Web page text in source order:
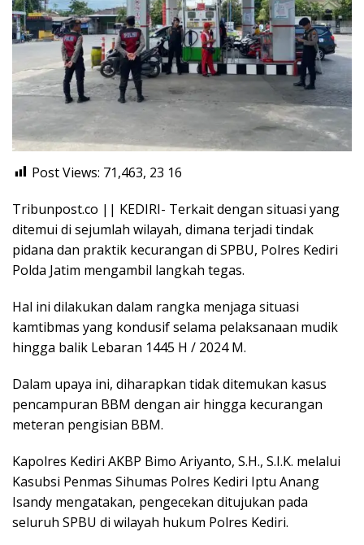
Post Views: 71,463, 23 16
Tribunpost.co || KEDIRI- Terkait dengan situasi yang
ditemui di sejumlah wilayah, dimana terjadi tindak
pidana dan praktik kecurangan di SPBU, Polres Kediri
Polda Jatim mengambil langkah tegas.
Hal ini dilakukan dalam rangka menjaga situasi
kamtibmas yang kondusif selama pelaksanaan mudik
hingga balik Lebaran 1445 H / 2024 M.
Dalam upaya ini, diharapkan tidak ditemukan kasus
pencampuran BBM dengan air hingga kecurangan
meteran pengisian BBM.
Kapolres Kediri AKBP Bimo Ariyanto, S.H., S.I.K. melalui
Kasubsi Penmas Sihumas Polres Kediri Iptu Anang
Isandy mengatakan, pengecekan ditujukan pada
seluruh SPBU di wilayah hukum Polres Kediri.